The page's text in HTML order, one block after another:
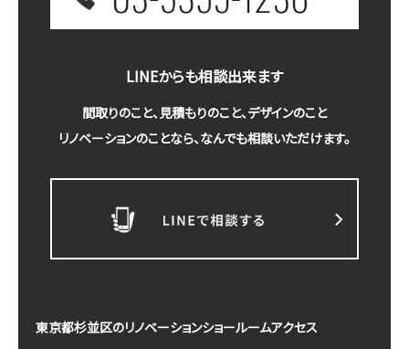
LINEからも相談出来ます
間取りのこと、見積もりのこと、デザインのこと
リノベーションのことなら、なんでも相談いただけます。
東京都杉並区のリノベーションショールームアクセス